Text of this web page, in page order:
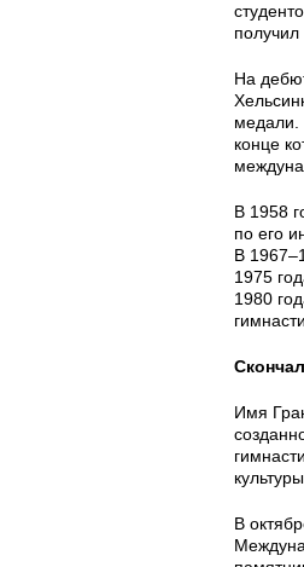
На
медали.
конце
В 1958
по его
В
1975
1980
Имя
В